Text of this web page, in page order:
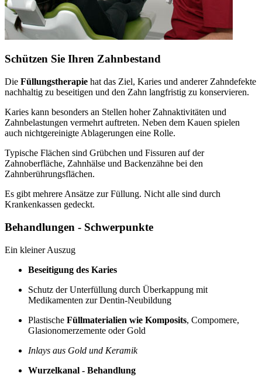
Schützen Sie Ihren Zahnbestand
Die Füllungstherapie hat das Ziel, Karies und anderer Zahndefekte
nachhaltig zu beseitigen und den Zahn langfristig zu konservieren.
Karies kann besonders an Stellen hoher Zahnaktivitäten und
Zahnbelastungen vermehrt auftreten. Neben dem Kauen spielen
auch nichtgereinigte Ablagerungen eine Rolle.
Typische Flächen sind Grübchen und Fissuren auf der
Zahnoberfläche, Zahnhälse und Backenzähne bei den
Zahnberührungsflächen.
Es gibt mehrere Ansätze zur Füllung. Nicht alle sind durch
Krankenkassen gedeckt.
Behandlungen - Schwerpunkte
Ein kleiner Auszug
Beseitigung des Karies
Schutz der Unterfüllung durch Überkappung mit
Medikamenten zur Dentin-Neubildung
Plastische Füllmaterialien wie Komposits, Compomere,
Glasionomerzemente oder Gold
Inlays aus Gold und Keramik
Wurzelkanal - Behandlung